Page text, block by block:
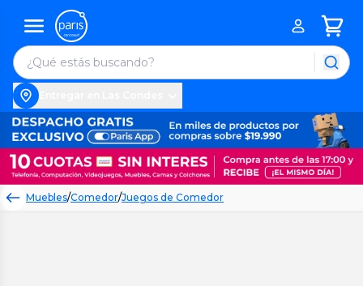
Muebles/Comedor/Juegos de Comedor